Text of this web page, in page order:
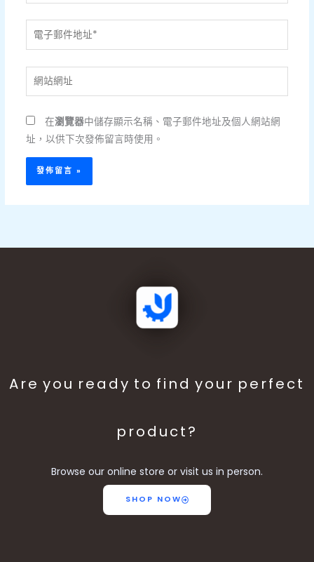
電
件
地
址
*
址
在瀏覽器中儲存顯示名稱、電子郵件地址及個人網站網
址，以供下次發佈留言時使用。
Are you ready to find your perfect
product?
Browse our online store or visit us in person.
SHOP NOW